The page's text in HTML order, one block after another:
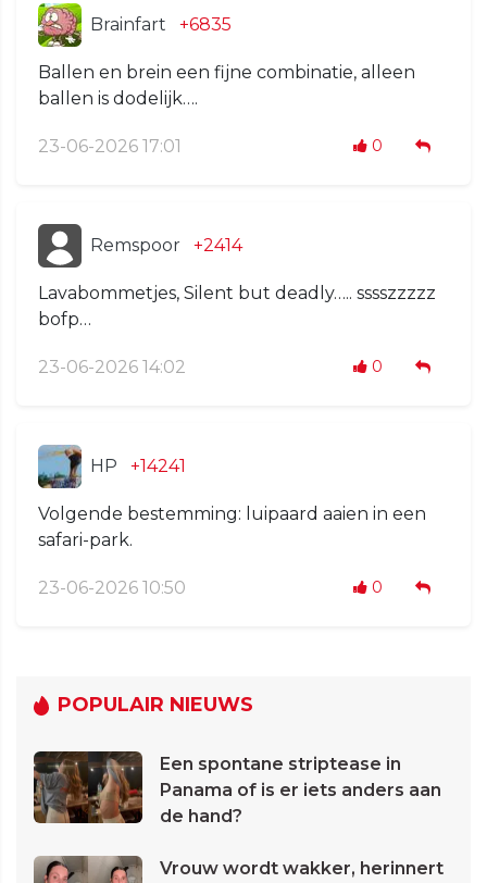
Brainfart +6835
Ballen en brein een fijne combinatie, alleen
ballen is dodelijk….
23-06-2026 17:01 0
Remspoor +2414
Lavabommetjes, Silent but deadly….. sssszzzzz
bofp…
23-06-2026 14:02 0
HP +14241
Volgende bestemming: luipaard aaien in een
safari-park.
23-06-2026 10:50 0
POPULAIR NIEUWS
Een spontane striptease in
Panama of is er iets anders aan
de hand?
Vrouw wordt wakker, herinnert